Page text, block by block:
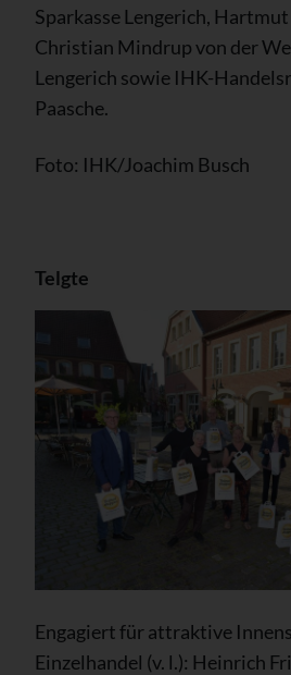
Sparkasse Lengerich,
Christian Mindrup von der
Lengerich sowie IHK-
Paasche.
Foto: IHK/Joachim Busch
Telgte
Engagiert für attraktive
Einzelhandel (v. l.): Heinrich